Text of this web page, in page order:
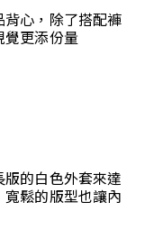
心，除了搭配褲
覺更添份量
的白色外套來達
鬆的版型也讓內